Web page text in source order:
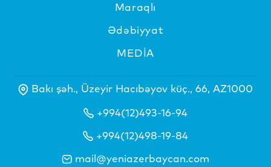
Maraqlı
Ədəbiyyat
MEDİA
Bakı şəh., Üzeyir Hacıbəyov küç., 66, AZ1000
+994(12)493-16-94
+994(12)498-19-84
mail@yeniazerbaycan.com